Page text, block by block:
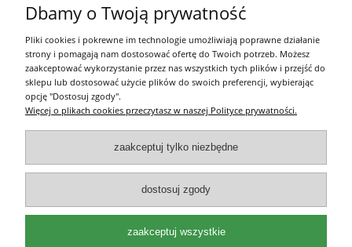
Pomoc
Moje konto
Płatności i dostawa
Informacje
O nas
Olea Szkółka Roślin Ozdobnych | ul. Św. Michała 114, 62-800 Kalisz |
Dbamy o Twoją prywatność
Pliki cookies i pokrewne im technologie umożliwiają poprawne działanie
strony i pomagają nam dostosować ofertę do Twoich potrzeb. Możesz
zaakceptować wykorzystanie przez nas wszystkich tych plików i przejść do
sklepu lub dostosować użycie plików do swoich preferencji, wybierając
opcję "Dostosuj zgody".
Więcej o plikach cookies przeczytasz w naszej Polityce prywatności.
zaakceptuj tylko niezbędne
dostosuj zgody
zaakceptuj wszystkie